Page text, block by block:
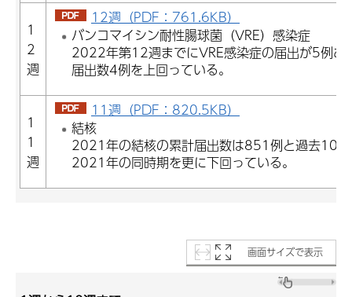
1
2
週
12週（PDF：761.6KB）
バンコマイシン耐性腸球菌（VRE）感染症
2022年第12週までにVRE感染症の届出が5例
届出数4例を上回っている。
1
1
週
11週（PDF：820.5KB）
結核
2021年の結核の累計届出数は851例と過去10
2021年の同時期を更に下回っている。
画面サイズで表示